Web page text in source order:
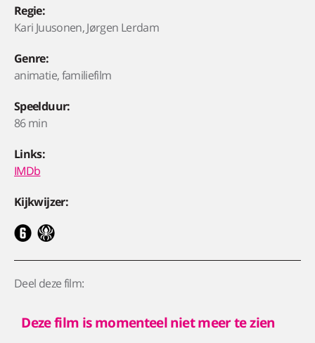
Regie:
Kari Juusonen, Jørgen Lerdam
Genre:
animatie, familiefilm
Speelduur:
86 min
Links:
IMDb
Kijkwijzer:
Deel deze film:
Deze film is momenteel niet meer te zien